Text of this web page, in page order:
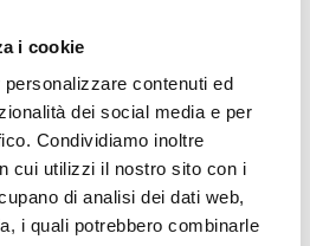
i cookie
contenuti ed
dei social media e per
Condividiamo inoltre
cui utilizzi il nostro sito con i
di analisi dei dati web,
i quali potrebbero combinarle